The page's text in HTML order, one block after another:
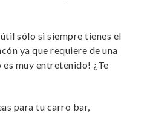
sólo si siempre tienes el
ya que requiere de una
muy entretenido! ¿Te
para tu carro bar,